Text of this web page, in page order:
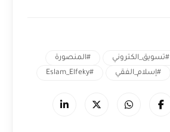
#تسويق_الكتروني
#المنصورة
#إسلام_الفقي #Eslam_Elfeky